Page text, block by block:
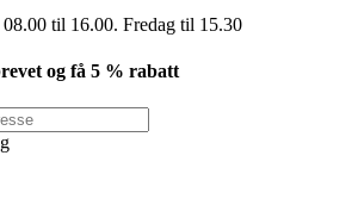
til 16.00. Fredag til 15.30
og få 5 % rabatt